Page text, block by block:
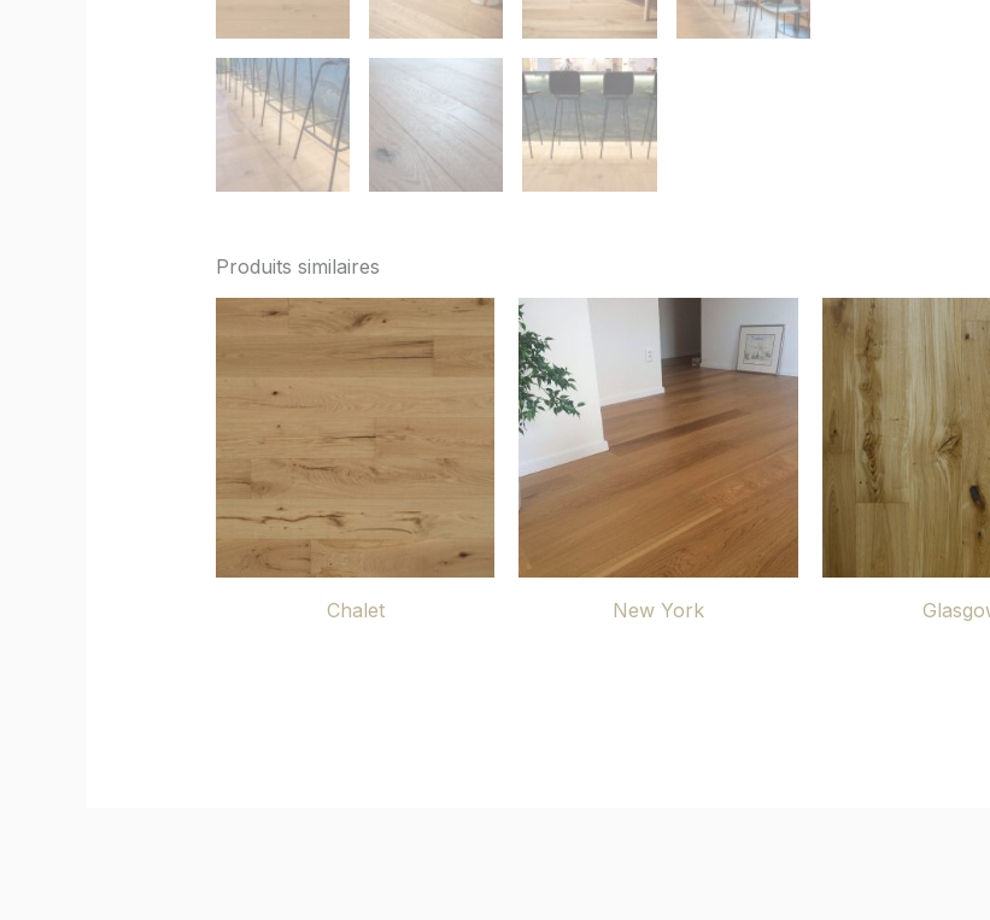
Produits similaires
Chalet New York